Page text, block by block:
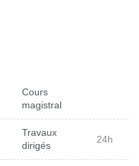
Cours
magistral
Travaux
dirigés
24h